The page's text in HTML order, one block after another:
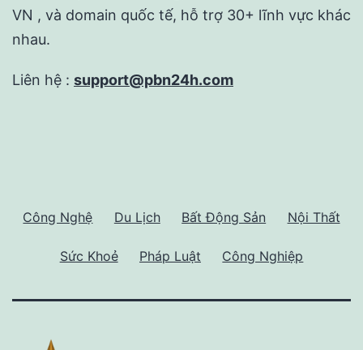
VN , và domain quốc tế, hỗ trợ 30+ lĩnh vực khác
nhau.
Liên hệ : support@pbn24h.com
Công Nghệ Du Lịch Bất Động Sản Nội Thất
Sức Khoẻ Pháp Luật Công Nghiệp